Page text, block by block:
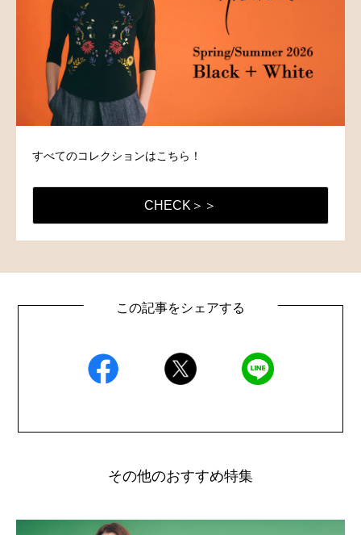
すべてのコレクションはこちら！
CHECK＞＞
この記事をシェアする
その他のおすすめ特集